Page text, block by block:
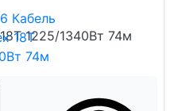
1225/1340Вт 74м